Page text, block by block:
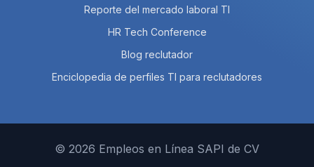
Reporte del mercado laboral TI
HR Tech Conference
Blog reclutador
Enciclopedia de perfiles TI para reclutadores
© 2026 Empleos en Línea SAPI de CV